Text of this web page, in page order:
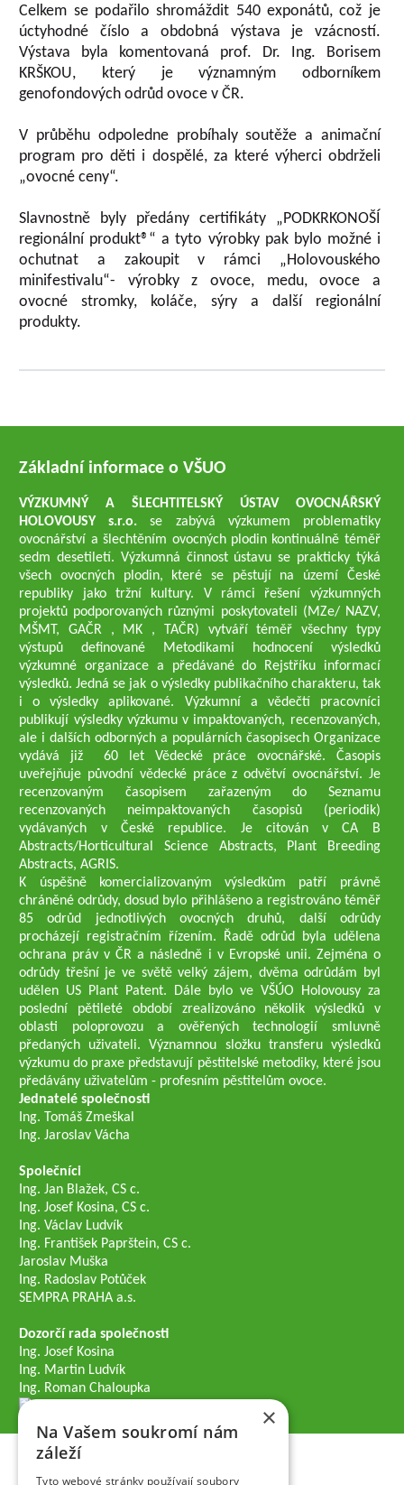
Celkem se podařilo shromáždit 540 exponátů, což je
úctyhodné číslo a obdobná výstava je vzácností.
Výstava byla komentovaná prof. Dr. Ing. Borisem
KRŠKOU, který je významným odborníkem
genofondových odrůd ovoce v ČR.
V průběhu odpoledne probíhaly soutěže a animační
program pro děti i dospělé, za které výherci obdrželi
„ovocné ceny“.
Slavnostně byly předány certifikáty „PODKRKONOŠÍ
regionální produkt®“ a tyto výrobky pak bylo možné i
ochutnat a zakoupit v rámci „Holovouského
minifestivalu“- výrobky z ovoce, medu, ovoce a
ovocné stromky, koláče, sýry a další regionální
produkty.
Základní informace o VŠUO
VÝZKUMNÝ A ŠLECHTITELSKÝ ÚSTAV OVOCNÁŘSKÝ
HOLOVOUSY s.r.o.se zabývá výzkumem problematiky
ovocnářství a šlechtěním ovocných plodin kontinuálně téměř
sedm desetiletí. Výzkumná činnost ústavu se prakticky týká
všech ovocných plodin, které se pěstují na území České
republiky jako tržní kultury. V rámci řešení výzkumných
projektů podporovaných různými poskytovateli (MZe/ NAZV,
MŠMT, GAČR , MK , TAČR) vytváří téměř všechny typy
výstupů definované Metodikami hodnocení výsledků
výzkumné organizace a předávané do Rejstříku informací
výsledků. Jedná se jak o výsledky publikačního charakteru, tak
i o výsledky aplikované. Výzkumní a vědečtí pracovníci
publikují výsledky výzkumu v impaktovaných, recenzovaných,
ale i dalších odborných a populárních časopisech Organizace
vydává již 60 let Vědecké práce ovocnářské. Časopis
uveřejňuje původní vědecké práce z odvětví ovocnářství. Je
recenzovaným časopisem zařazeným do Seznamu
recenzovaných neimpaktovaných časopisů (periodik)
vydávaných v České republice. Je citován v CA B
Abstracts/Horticultural Science Abstracts, Plant Breeding
Abstracts, AGRIS.
K úspěšně komercializovaným výsledkům patří právně
chráněné odrůdy, dosud bylo přihlášeno a registrováno téměř
85 odrůd jednotlivých ovocných druhů, další odrůdy
procházejí registračním řízením. Řadě odrůd byla udělena
ochrana práv v ČR a následně i v Evropské unii. Zejména o
odrůdy třešní je ve světě velký zájem, dvěma odrůdám byl
udělen US Plant Patent. Dále bylo ve VŠÚO Holovousy za
poslední pětileté období zrealizováno několik výsledků v
oblasti poloprovozu a ověřených technologií smluvně
předaných uživateli. Významnou složku transferu výsledků
výzkumu do praxe představují pěstitelské metodiky, které jsou
předávány uživatelům - profesním pěstitelům ovoce.
Jednatelé společnosti
Ing. Tomáš Zmeškal
Ing. Jaroslav Vácha
Společníci
Ing. Jan Blažek, CS c.
Ing. Josef Kosina, CS c.
Ing. Václav Ludvík
Ing. František Paprštein, CS c.
Jaroslav Muška
Ing. Radoslav Potůček
SEMPRA PRAHA a.s.
Dozorčí rada společnosti
Ing. Josef Kosina
Ing. Martin Ludvík
Ing. Roman Chaloupka
×
Na Vašem soukromí nám
záleží
Tyto webové stránky používají soubory